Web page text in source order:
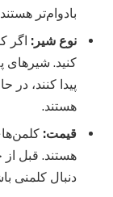
بادوام‌تر
نوع شیر: اگر
کنید.
پیدا کنند،
هستند.
قیمت:
هستند. قبل از
دنبال کلمنی